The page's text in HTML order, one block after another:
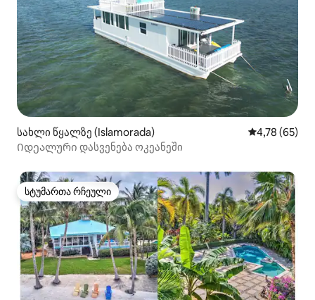
სახლი წყალზე (Islamorada) საშუალო
4,78 (65)
Იდეალური დასვენება ოკეანეში
სტუმართა რჩეული
სტუმართა რჩეული